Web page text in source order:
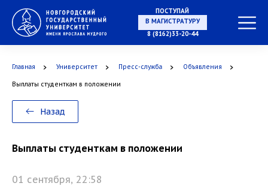
ПОСТУПАЙ
В МАГИСТРАТУРУ
8 (8162)33-20-44
Главная Университет Пресс-служба Объявления
Выплаты студенткам в положении
Назад
Выплаты студенткам в положении
01 сентября, 22:58